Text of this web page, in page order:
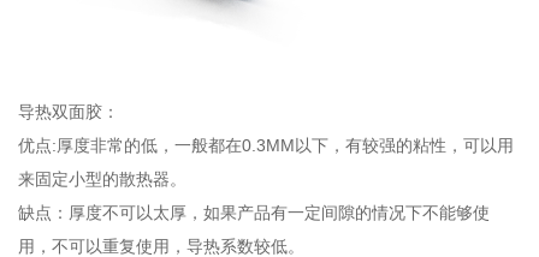
导热双面胶：
优点:厚度非常的低，一般都在0.3MM以下，有较强的粘性，可以用
来固定小型的散热器。
缺点：厚度不可以太厚，如果产品有一定间隙的情况下不能够使
用，不可以重复使用，导热系数较低。